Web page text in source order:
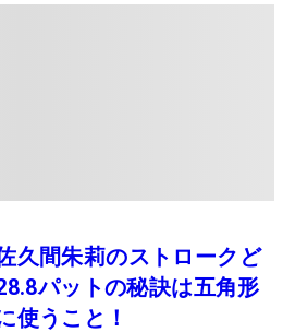
久間朱莉のストロークど
パットの秘訣は五角形
使うこと！